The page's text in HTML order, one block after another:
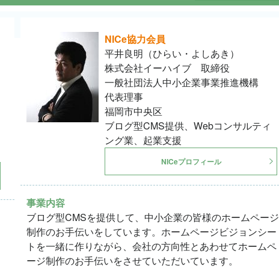
NICe協力会員
平井良明（ひらい・よしあき）
株式会社イーハイブ 取締役
一般社団法人中小企業事業推進機構
代表理事
福岡市中央区
ブログ型CMS提供、Webコンサルティ
ング業、起業支援
NICeプロフィール
事業内容
ブログ型CMSを提供して、中小企業の皆様のホームページ
制作のお手伝いをしています。ホームページビジョンシー
トを一緒に作りながら、会社の方向性とあわせてホームペ
ージ制作のお手伝いをさせていただいています。